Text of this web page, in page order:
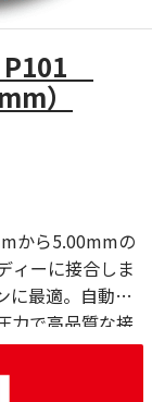
P101
）
から5.00mmの
ィーに接合しま
に最適。自動化
力で高品質な接
止します。